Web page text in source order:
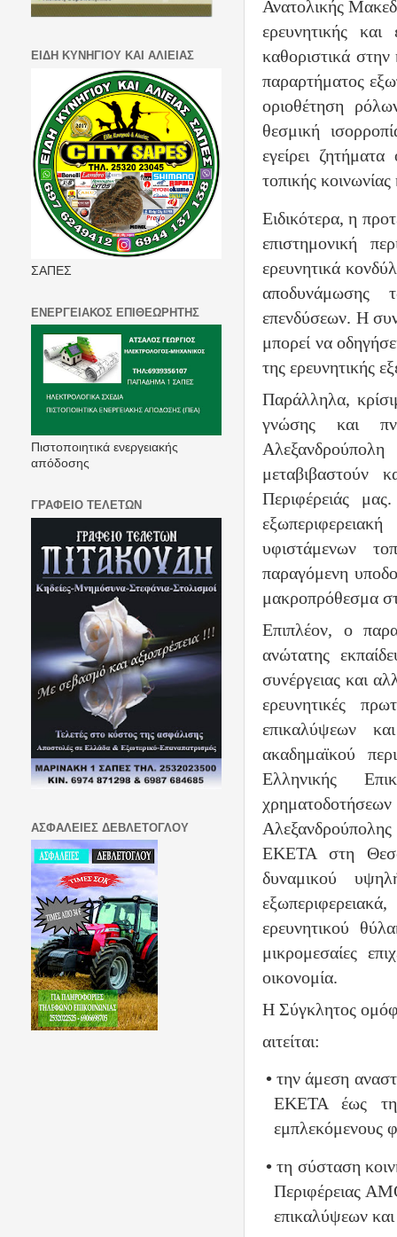
Ανατολικής
ερευνητικής και
καθοριστικά
παραρτήματος
οριοθέτηση
θεσμική
εγείρει
τοπικής
Ειδικότερα, η
επιστημονική
ερευνητικά
αποδυνάμωσης
επενδύσεων. Η
μπορεί να
της ερευνητικής
Παράλληλα,
γνώσης και
μεταβιβαστούν
Περιφέρειάς
υφιστάμενων
παραγόμενη
μακροπρόθεσμα
Επιπλέον, ο
ανώτατης
συνέργειας και
ερευνητικές
επικαλύψεων
ακαδημαϊκού
Ελληνικής
Αλεξανδρούπολης
ΕΚΕΤΑ στη
δυναμικού
ερευνητικού
μικρομεσαίες
οικονομία.
Η Σύγκλητος
αιτείται:
•την άμεση
ΕΚΕΤΑ έως τη
εμπλεκόμενους
•τη σύσταση
Περιφέρειας
επικαλύψεων
ΕΙΔΗ ΚΥΝΗΓΙΟΥ ΚΑΙ ΑΛΙΕΙΑΣ
ΣΑΠΕΣ
ΕΝΕΡΓΕΙΑΚΟΣ ΕΠΙΘΕΩΡΗΤΗΣ
Πιστοποιητικά ενεργειακής
απόδοσης
ΓΡΑΦΕΙΟ ΤΕΛΕΤΩΝ
ΑΣΦΑΛΕΙΕΣ ΔΕΒΛΕΤΟΓΛΟΥ